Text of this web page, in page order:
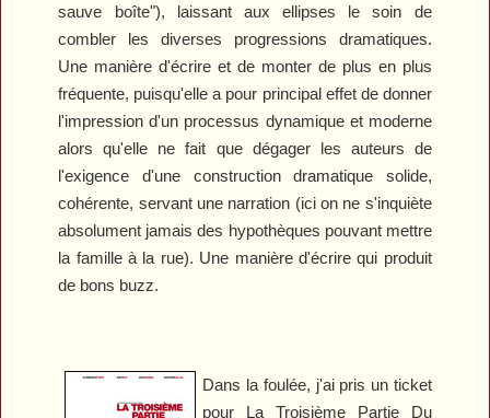
sauve boîte"), laissant aux ellipses le soin de
combler les diverses progressions dramatiques.
Une manière d'écrire et de monter de plus en plus
fréquente, puisqu'elle a pour principal effet de donner
l'impression d'un processus dynamique et moderne
alors qu'elle ne fait que dégager les auteurs de
l'exigence d'une construction dramatique solide,
cohérente, servant une narration (ici on ne s'inquiète
absolument jamais des hypothèques pouvant mettre
la famille à la rue). Une manière d'écrire qui produit
de bons buzz.
Dans la foulée, j'ai pris un ticket
pour La Troisième Partie Du